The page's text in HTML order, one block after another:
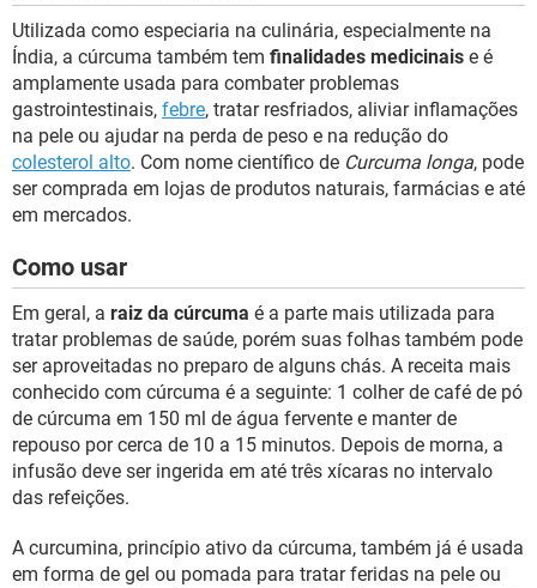
Utilizada como especiaria na culinária, especialmente na
Índia, a cúrcuma também tem finalidades medicinais e é
amplamente usada para combater problemas
gastrointestinais, febre, tratar resfriados, aliviar inflamações
na pele ou ajudar na perda de peso e na redução do
colesterol alto. Com nome científico de Curcuma longa, pode
ser comprada em lojas de produtos naturais, farmácias e até
em mercados.
Como usar
Em geral, a raiz da cúrcuma é a parte mais utilizada para
tratar problemas de saúde, porém suas folhas também pode
ser aproveitadas no preparo de alguns chás. A receita mais
conhecido com cúrcuma é a seguinte: 1 colher de café de pó
de cúrcuma em 150 ml de água fervente e manter de
repouso por cerca de 10 a 15 minutos. Depois de morna, a
infusão deve ser ingerida em até três xícaras no intervalo
das refeições.
A curcumina, princípio ativo da cúrcuma, também já é usada
em forma de gel ou pomada para tratar feridas na pele ou